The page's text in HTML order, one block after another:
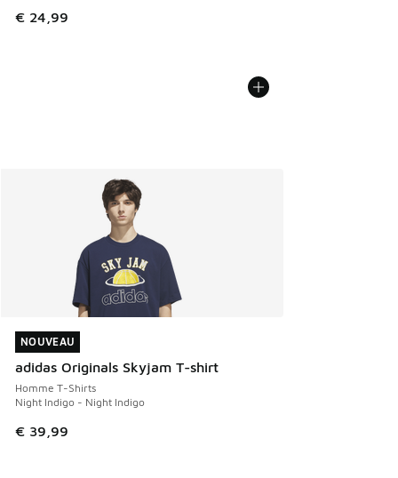
€ 24,99
NOUVEAU
adidas Originals Skyjam T-shirt
Homme T-Shirts
Night Indigo - Night Indigo
€ 39,99
NOUVEAU